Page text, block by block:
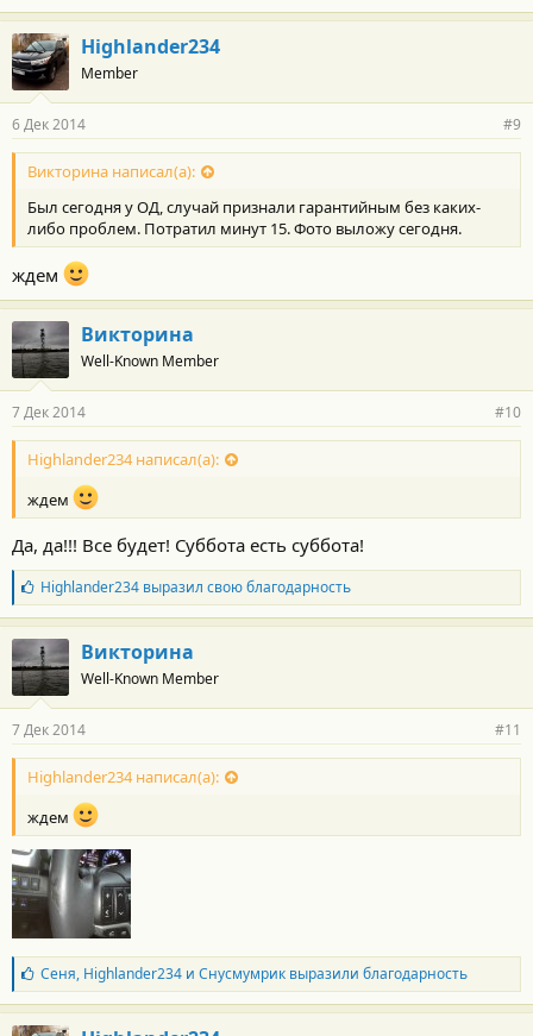
Highlander234
Member
6 Дек 2014 #9
Викторина написал(а):
Был сегодня у ОД, случай признали гарантийным без каких-
либо проблем. Потратил минут 15. Фото выложу сегодня.
ждем
Викторина
Well-Known Member
7 Дек 2014 #10
Highlander234 написал(а):
ждем
Да, да!!! Все будет! Суббота есть суббота!
Б
л
а
г
о
д
а
н
о
с
и
:
Highlander234выразил свою благодарность
Викторина
Well-Known Member
7 Дек 2014 #11
Highlander234 написал(а):
ждем
Б
л
а
г
Сеня, Highlander234и Снусмумриквыразили благодарность